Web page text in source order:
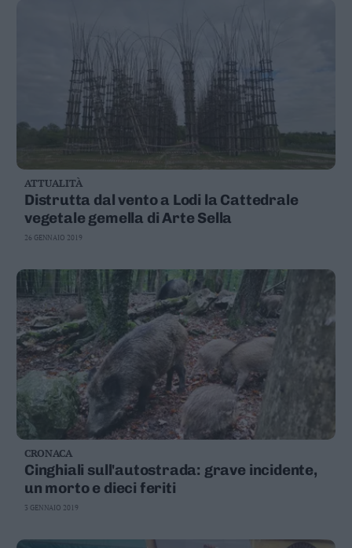
ATTUALITÀ
Distrutta dal vento a Lodi la Cattedrale
vegetale gemella di Arte Sella
26 GENNAIO 2019
CRONACA
Cinghiali sull'autostrada: grave incidente,
un morto e dieci feriti
3 GENNAIO 2019